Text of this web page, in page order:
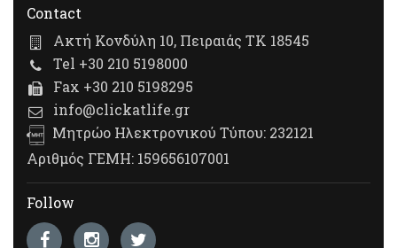
Contact
Ακτή Κονδύλη 10, Πειραιάς ΤΚ 18545
Tel +30 210 5198000
Fax +30 210 5198295
info@clickatlife.gr
Μητρώο Ηλεκτρονικού Τύπου: 232121
Αριθμός ΓΕΜΗ: 159656107001
Follow